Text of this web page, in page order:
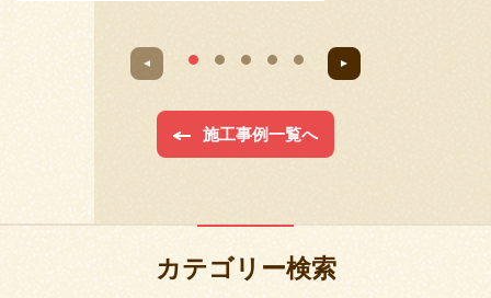
施工事例一覧へ
カテゴリー検索